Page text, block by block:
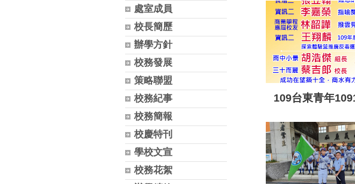
處室成員
校長簡歷
辦學方針
校務發展
策略聯盟
校務紀事
校務簡報
校慶特刊
學校文宣
校務花絮
109台東青年